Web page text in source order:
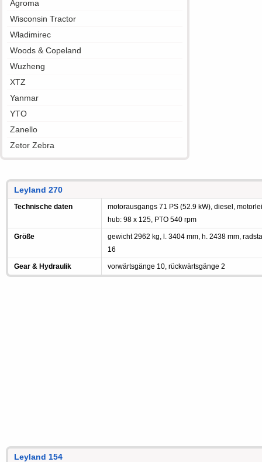
Agroma
Wisconsin Tractor
Władimirec
Woods & Copeland
Wuzheng
XTZ
Yanmar
YTO
Zanello
Zetor Zebra
Leyland 270
Technische daten
motorausgangs 71 PS (52.9 kW), diesel,
hub: 98 x 125, PTO 540 rpm
Größe
gewicht 2962 kg, l. 3404 mm, h. 2438 mm,
16
Gear & Hydraulik vorwärtsgänge 10, rückwärtsgänge 2
Leyland 154